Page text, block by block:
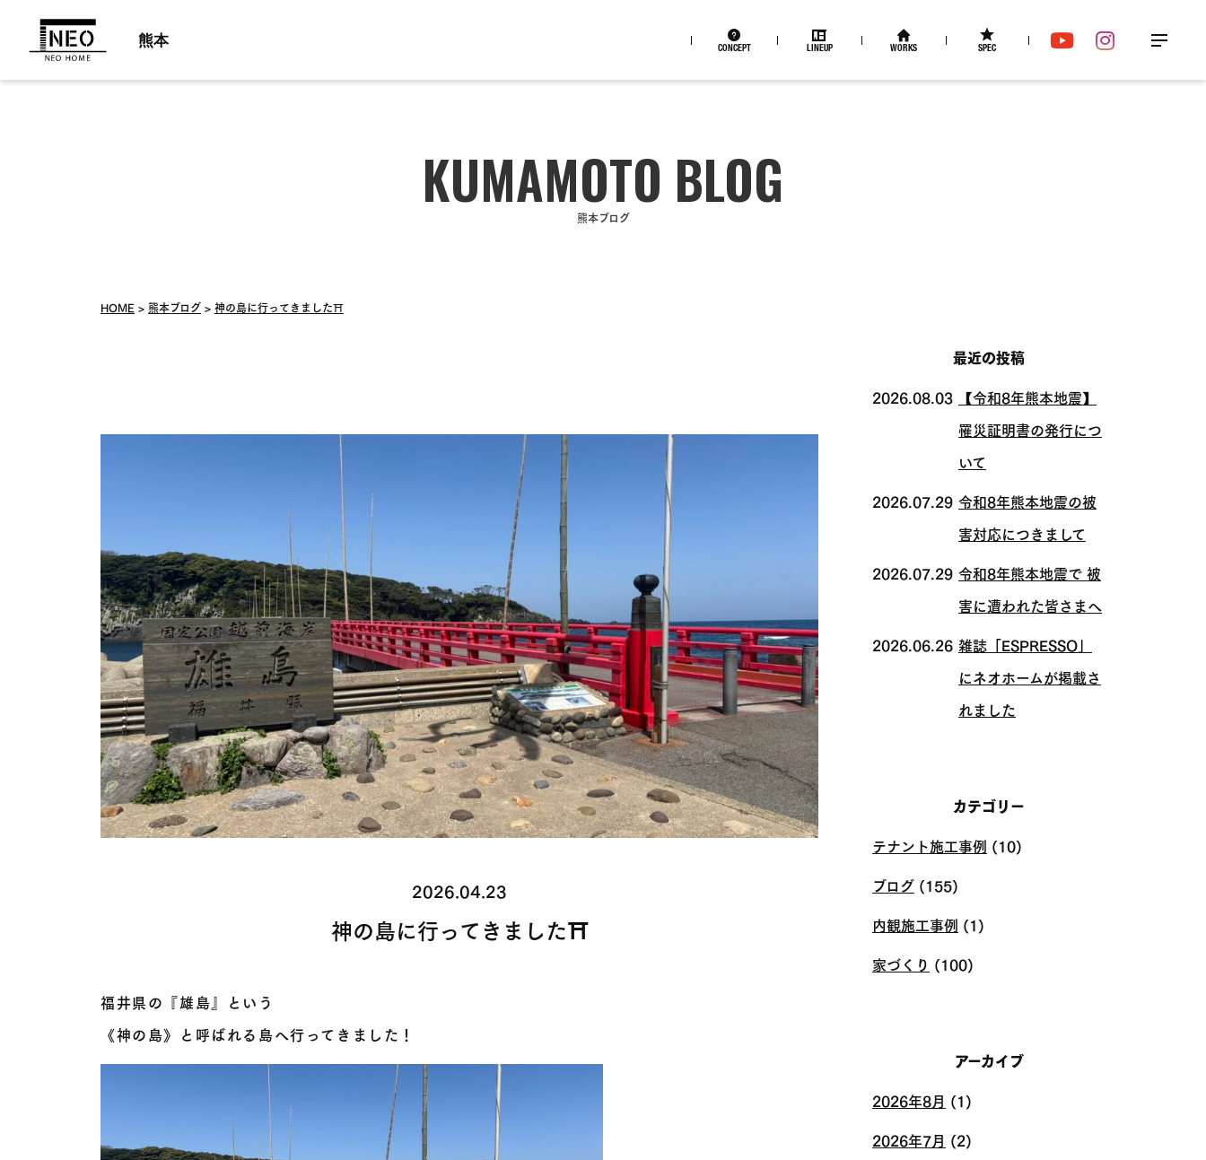
熊本
CONCEPT LINEUP WORKS SPEC
YouTubeInstagram
ニュー
熊本ブログ
HOME 熊本ブログ 神の島に行ってきました⛩
2026.04.23
神の島に行ってきました⛩
福井県の『雄島』という
《神の島》と呼ばれる島へ行ってきました！
最近の投稿
2026.08.03 【令和8年熊本地震】
罹災証明書の発行につ
いて
2026.07.29 令和8年熊本地震の被
害対応につきまして
2026.07.29 令和8年熊本地震で 被
害に遭われた皆さまへ
2026.06.26 雑誌「ESPRESSO」
にネオホームが掲載さ
れました
カテゴリー
テナント施工事例 (10)
ブログ (155)
内観施工事例 (1)
家づくり (100)
アーカイブ
2026年8月 (1)
2026年7月 (2)